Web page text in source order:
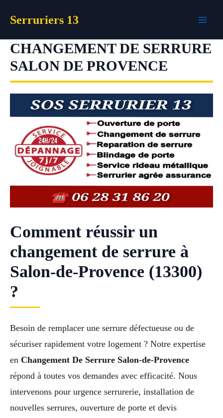
Serruriers 13
CHANGEMENT DE SERRURE
SALON DE PROVENCE
Comment réussir un
changement de serrure à
Salon-de-Provence (13300)
?
Besoin de remplacer une serrure défectueuse ou de
sécuriser rapidement votre logement ? Notre expertise
en Changement De Serrure Salon-de-Provence
répond à toutes vos demandes avec efficacité. Nous
intervenons pour urgence serrurerie, installation de
nouvelles serrures, ouverture de porte et devis